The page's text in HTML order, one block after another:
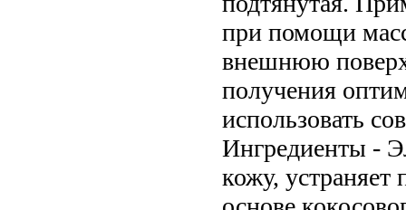
при помощи
внешнюю
получения
использовать
Ингредиенты -
кожу, устраняет